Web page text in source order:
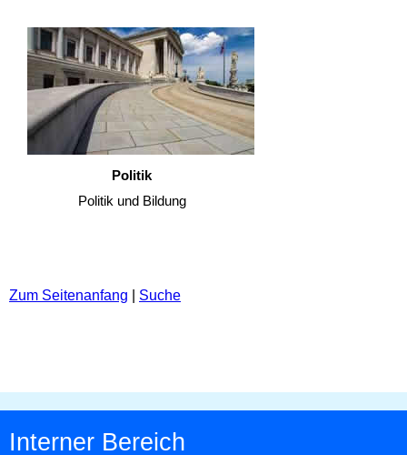
Politik
Politik und Bildung
Zum Seitenanfang Suche
Interner Bereich